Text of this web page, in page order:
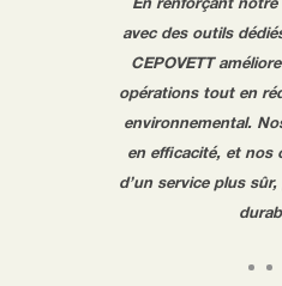
avec des outils
CEPOVETT
opérations tout en
environnemental.
en efficacité, et nos
d’un service plus